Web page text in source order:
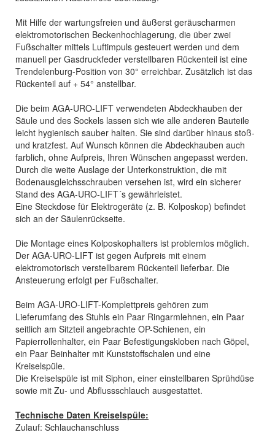
Mit Hilfe der wartungsfreien und äußerst geräuscharmen
elektromotorischen Beckenhochlagerung, die über zwei
Fußschalter mittels Luftimpuls gesteuert werden und dem
manuell per Gasdruckfeder verstellbaren Rückenteil ist eine
Trendelenburg-Position von 30° erreichbar. Zusätzlich ist das
Rückenteil auf + 54° anstellbar.
Die beim AGA-URO-LIFT verwendeten Abdeckhauben der
Säule und des Sockels lassen sich wie alle anderen Bauteile
leicht hygienisch sauber halten. Sie sind darüber hinaus stoß-
und kratzfest. Auf Wunsch können die Abdeckhauben auch
farblich, ohne Aufpreis, Ihren Wünschen angepasst werden.
Durch die weite Auslage der Unterkonstruktion, die mit
Bodenausgleichsschrauben versehen ist, wird ein sicherer
Stand des AGA-URO-LIFT´s gewährleistet.
Eine Steckdose für Elektrogeräte (z. B. Kolposkop) befindet
sich an der Säulenrückseite.
Die Montage eines Kolposkophalters ist problemlos möglich.
Der AGA-URO-LIFT ist gegen Aufpreis mit einem
elektromotorisch verstellbarem Rückenteil lieferbar. Die
Ansteuerung erfolgt per Fußschalter.
Beim AGA-URO-LIFT-Komplettpreis gehören zum
Lieferumfang des Stuhls ein Paar Ringarmlehnen, ein Paar
seitlich am Sitzteil angebrachte OP-Schienen, ein
Papierrollenhalter, ein Paar Befestigungskloben nach Göpel,
ein Paar Beinhalter mit Kunststoffschalen und eine
Kreiselspüle.
Die Kreiselspüle ist mit Siphon, einer einstellbaren Sprühdüse
sowie mit Zu- und Abflussschlauch ausgestattet.
Technische Daten Kreiselspüle:
Zulauf: Schlauchanschluss